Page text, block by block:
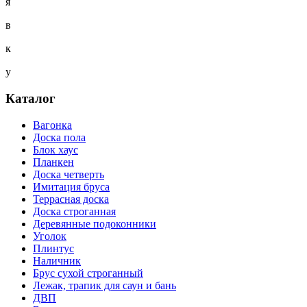
в
к
у
Каталог
Вагонка
Доска пола
Блок хаус
Планкен
Доска четверть
Имитация бруса
Террасная доска
Доска строганная
Деревянные подоконники
Уголок
Плинтус
Наличник
Брус сухой строганный
Лежак, трапик для саун и бань
ДВП